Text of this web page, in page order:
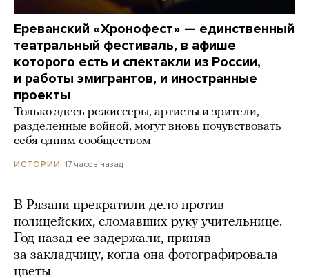
Ереванский «Хронофест» — единственный
театральный фестиваль, в афише
которого есть и спектакли из России,
и работы эмигрантов, и иностранные
проекты
Только здесь режиссеры, артисты и зрители,
разделенные войной, могут вновь почувствовать
себя одним сообществом
ИСТОРИИ 17 часов назад
В Рязани прекратили дело против
полицейских, сломавших руку учительнице.
Год назад ее задержали, приняв
за закладчицу, когда она фотографировала
цветы